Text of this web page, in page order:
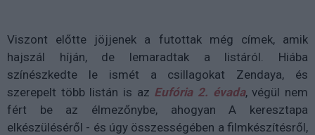
Viszont előtte jöjjenek a futottak még címek, amik
hajszál híján, de lemaradtak a listáról. Hiába
színészkedte le ismét a csillagokat Zendaya, és
szerepelt több listán is az Eufória 2. évada, végül nem
fért be az élmezőnybe, ahogyan A keresztapa
elkészüléséről - és úgy összességében a filmkészítésről,